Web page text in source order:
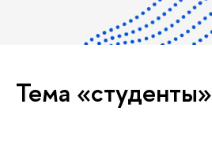
Тема «студенты»